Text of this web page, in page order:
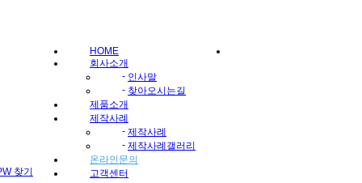
HOME
회사소개
- 인사말
- 찾아오시는길
제품소개
제작사례
- 제작사례
- 제작사례갤러리
온라인문의
고객센터
찾기